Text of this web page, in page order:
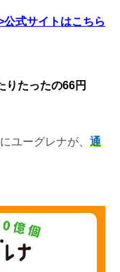
公式サイトはこちら
りたったの66円
ユーグレナが、 通